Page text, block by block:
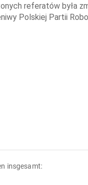
referatów była
Polskiej Partii
insgesamt: